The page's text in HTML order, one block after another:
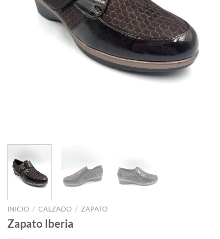
INICIO / CALZADO / ZAPATO
Zapato Iberia